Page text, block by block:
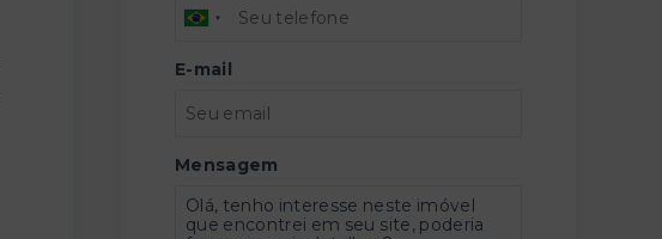
E-mail
Mensagem